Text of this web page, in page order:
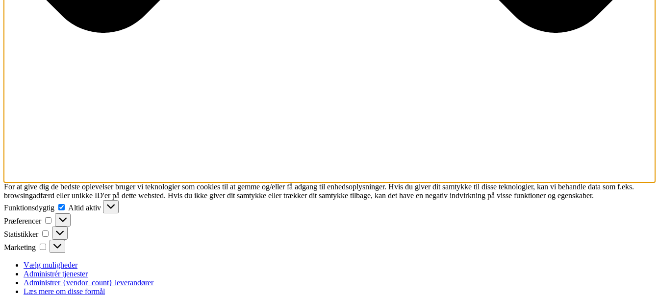
For at give dig de bedste oplevelser bruger vi teknologier som cookies til at gemme og/eller få adgang til enhedsoplysninger. Hvis du giver dit samtykke til disse teknologier, kan vi behandle data som f.eks.
browsingadfærd eller unikke ID'er på dette websted. Hvis du ikke giver dit samtykke eller trækker dit samtykke tilbage, kan det have en negativ indvirkning på visse funktioner og egenskaber.
Funktionsdygtig
Funktionsdygtig
Altid aktiv
Præferencer
Præferencer
Statistikker Statistikker
Marketing Marketing
Vælg muligheder
Administrér tjenester
Administrer {vendor_count} leverandører
Læs mere om disse formål